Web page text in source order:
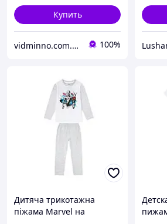
Купить
vidminno.com.ua - відмінний одяг для всієї родини 100%
Дитяча трикотажна
піжама Marvel на